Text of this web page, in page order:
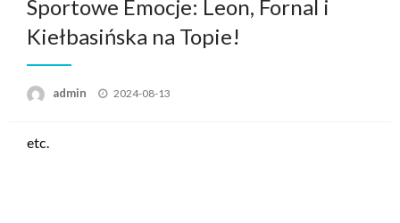
Sportowe Emocje: Leon, Fornal i
Kiełbasińska na Topie!
admin
Posted
2024-08-13
etc.